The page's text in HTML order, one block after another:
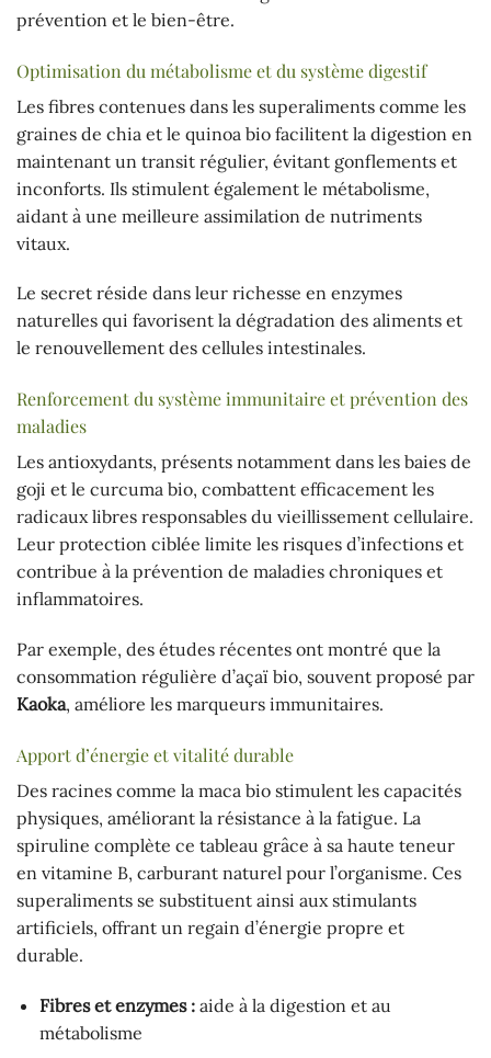
prévention et le bien-être.
Optimisation du métabolisme et du système digestif
Les fibres contenues dans les superaliments comme les
graines de chia et le quinoa bio facilitent la digestion en
maintenant un transit régulier, évitant gonflements et
inconforts. Ils stimulent également le métabolisme,
aidant à une meilleure assimilation de nutriments
vitaux.
Le secret réside dans leur richesse en enzymes
naturelles qui favorisent la dégradation des aliments et
le renouvellement des cellules intestinales.
Renforcement du système immunitaire et prévention des
maladies
Les antioxydants, présents notamment dans les baies de
goji et le curcuma bio, combattent efficacement les
radicaux libres responsables du vieillissement cellulaire.
Leur protection ciblée limite les risques d’infections et
contribue à la prévention de maladies chroniques et
inflammatoires.
Par exemple, des études récentes ont montré que la
consommation régulière d’açaï bio, souvent proposé par
Kaoka, améliore les marqueurs immunitaires.
Apport d’énergie et vitalité durable
Des racines comme la maca bio stimulent les capacités
physiques, améliorant la résistance à la fatigue. La
spiruline complète ce tableau grâce à sa haute teneur
en vitamine B, carburant naturel pour l’organisme. Ces
superaliments se substituent ainsi aux stimulants
artificiels, offrant un regain d’énergie propre et
durable.
Fibres et enzymes :aide à la digestion et au
métabolisme